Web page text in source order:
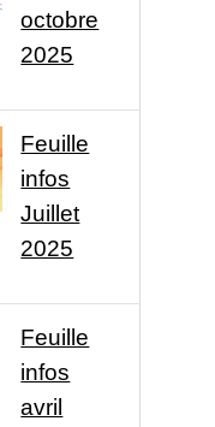
octobre
2025
Feuille
infos
Juillet
2025
Feuille
infos
avril